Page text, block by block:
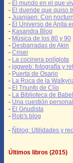
- El mundo en el que
- El duende que quiso
- Juanjaen: Con
- El Universo de Anita
- Kasandra Blog
- Música de los 80 y 90
- Desbarradas de Akin
- Crisei
- La cocinera políglota
- jggweb: fotografía y
- Puerta de Osario
- La Roca de la
- El Triunfo de Clío
- La Biblioteca de Babel
- Una cuestión personal
- El Gnudista
- Rob's blog
- Ñblog: Utilidades y
Últimos libros (2015)